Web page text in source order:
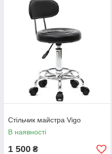
Стільчик майстра Vigo
В наявності
1 500 ₴